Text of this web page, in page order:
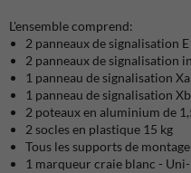
L'ensemble comprend:
2 panneaux de signalisation
2 panneaux de signalisation
1 panneau de signalisation
1 panneau de signalisation
2 poteaux en aluminium de
2 socles en plastique 15 kg
Tous les supports de montage
1 marqueur craie blanc -